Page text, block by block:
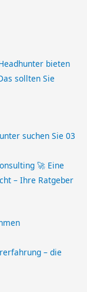
bieten
sollten Sie
🚀 Eine
– Ihre Ratgeber
– die